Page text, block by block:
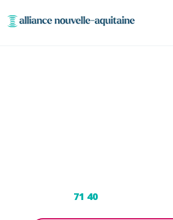
71 40